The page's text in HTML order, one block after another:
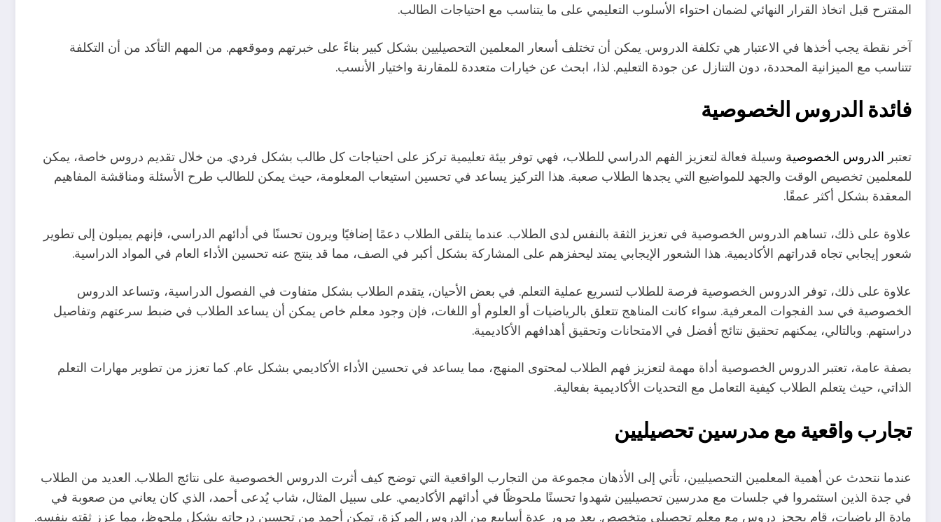
المقترح قبل اتخاذ القرار النهائي لضمان احتواء الأسلوب التعليمي على ما يتناسب مع احتياجات الطالب.
آخر نقطة يجب أخذها في الاعتبار هي تكلفة الدروس. يمكن أن تختلف أسعار المعلمين التحصيليين بشكل كبير بناءً على خبرتهم وموقعهم. من المهم التأكد من أن التكلفة
تتناسب مع الميزانية المحددة، دون التنازل عن جودة التعليم. لذا، ابحث عن خيارات متعددة للمقارنة واختيار الأنسب.
فائدة الدروس الخصوصية
تعتبر الدروس الخصوصية وسيلة فعالة لتعزيز الفهم الدراسي للطلاب، فهي توفر بيئة تعليمية تركز على احتياجات كل طالب بشكل فردي. من خلال تقديم دروس خاصة، يمكن
للمعلمين تخصيص الوقت والجهد للمواضيع التي يجدها الطلاب صعبة. هذا التركيز يساعد في تحسين استيعاب المعلومة، حيث يمكن للطالب طرح الأسئلة ومناقشة المفاهيم
المعقدة بشكل أكثر عمقًا.
علاوة على ذلك، تساهم الدروس الخصوصية في تعزيز الثقة بالنفس لدى الطلاب. عندما يتلقى الطلاب دعمًا إضافيًا ويرون تحسنًا في أدائهم الدراسي، فإنهم يميلون إلى تطوير
شعور إيجابي تجاه قدراتهم الأكاديمية. هذا الشعور الإيجابي يمتد ليحفزهم على المشاركة بشكل أكبر في الصف، مما قد ينتج عنه تحسين الأداء العام في المواد الدراسية.
علاوة على ذلك، توفر الدروس الخصوصية فرصة للطلاب لتسريع عملية التعلم. في بعض الأحيان، يتقدم الطلاب بشكل متفاوت في الفصول الدراسية، وتساعد الدروس
الخصوصية في سد الفجوات المعرفية. سواء كانت المناهج تتعلق بالرياضيات أو العلوم أو اللغات، فإن وجود معلم خاص يمكن أن يساعد الطلاب في ضبط سرعتهم وتفاصيل
دراستهم. وبالتالي، يمكنهم تحقيق نتائج أفضل في الامتحانات وتحقيق أهدافهم الأكاديمية.
بصفة عامة، تعتبر الدروس الخصوصية أداة مهمة لتعزيز فهم الطلاب لمحتوى المنهج، مما يساعد في تحسين الأداء الأكاديمي بشكل عام. كما تعزز من تطوير مهارات التعلم
الذاتي، حيث يتعلم الطلاب كيفية التعامل مع التحديات الأكاديمية بفعالية.
تجارب واقعية مع مدرسين تحصيليين
عندما نتحدث عن أهمية المعلمين التحصيليين، تأتي إلى الأذهان مجموعة من التجارب الواقعية التي توضح كيف أثرت الدروس الخصوصية على نتائج الطلاب. العديد من الطلاب
في جدة الذين استثمروا في جلسات مع مدرسين تحصيليين شهدوا تحسنًا ملحوظًا في أدائهم الأكاديمي. على سبيل المثال، شاب يُدعى أحمد، الذي كان يعاني من صعوبة في
مادة الرياضيات، قام بحجز دروس مع معلم تحصيلي متخصص. بعد مرور عدة أسابيع من الدروس المركزة، تمكن أحمد من تحسين درجاته بشكل ملحوظ، مما عزز ثقته بنفسه.